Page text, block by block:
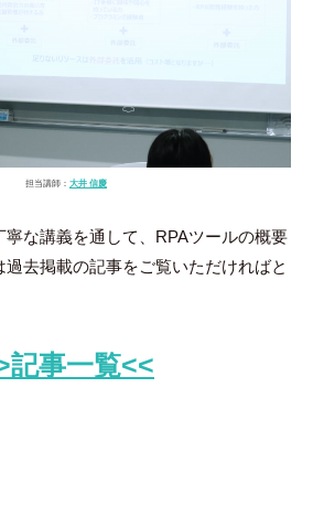
担当講師： 大井 信慶
な講義を通して、RPAツールの概要
過去掲載の記事をご覧いただければと
記事一覧<<